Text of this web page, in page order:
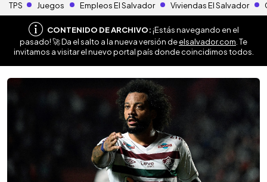
TPS Juegos Empleos El Salvador Viviendas El Salvador
CONTENIDO DE ARCHIVO:¡Estás navegando en el
pasado! 🚀 Da el salto a la nueva versión deelsalvador.com . Te
invitamos a visitar el nuevo portal país donde coincidimos todos.